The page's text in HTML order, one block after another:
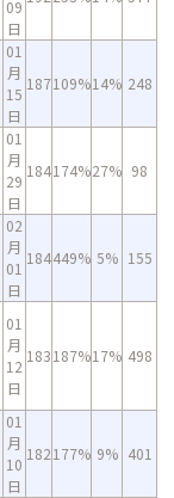
09
日
01
月
15
日
187109%14% 248
01
月
29
日
184174%27% 98
02
月
01
日
184449% 5% 155
01
月
12
日
183187%17% 498
01
月
10
日
182177% 9% 401